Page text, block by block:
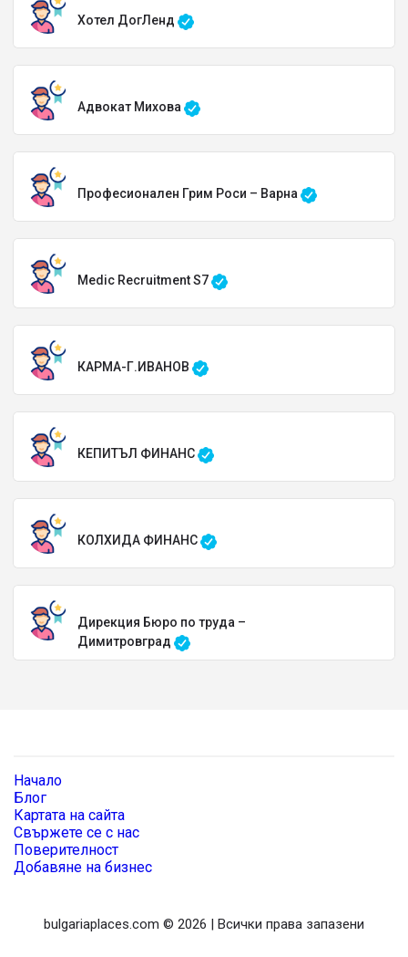
Хотел ДогЛенд
Адвокат Михова
Професионален Грим Роси – Варна
Medic Recruitment S7
КАРМА-Г.ИВАНОВ
КЕПИТЪЛ ФИНАНС
КОЛХИДА ФИНАНС
Дирекция Бюро по труда –
Димитровград
Начало
Блог
Картата на сайта
Свържете се с нас
Поверителност
Добавяне на бизнес
bulgariaplaces.com © 2026 | Всички права запазени